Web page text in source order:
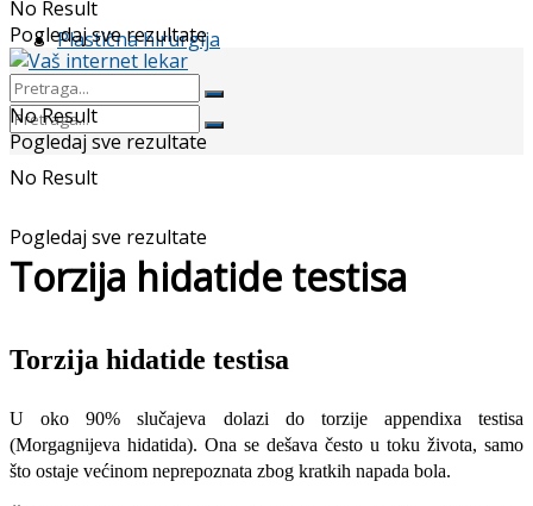
Plastična hirurgija
No Result
Pogledaj sve rezultate
No Result
Pogledaj sve rezultate
No Result
Pogledaj sve rezultate
Torzija hidatide testisa
Torzija hidatide testisa
U oko 90% slučajeva dolazi do torzije appendixa testisa
(Morgagnijeva hidatida). Ona se dešava često u toku života, samo
što ostaje većinom neprepoznata zbog kratkih napada bola.